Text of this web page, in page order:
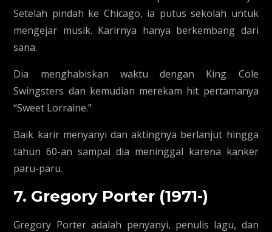
Setelah pindah ke Chicago, ia putus sekolah untuk
mengejar musik. Karirnya hanya berkembang dari
sana.
Dia menghabiskan waktu dengan King Cole
Swingsters dan kemudian merekam hit pertamanya
“Sweet Lorraine.”
Baik karir menyanyi dan aktingnya berlanjut hingga
tahun 60-an sampai dia meninggal karena kanker
paru-paru.
7. Gregory Porter (1971-)
Gregory Porter adalah penyanyi, penulis lagu, dan